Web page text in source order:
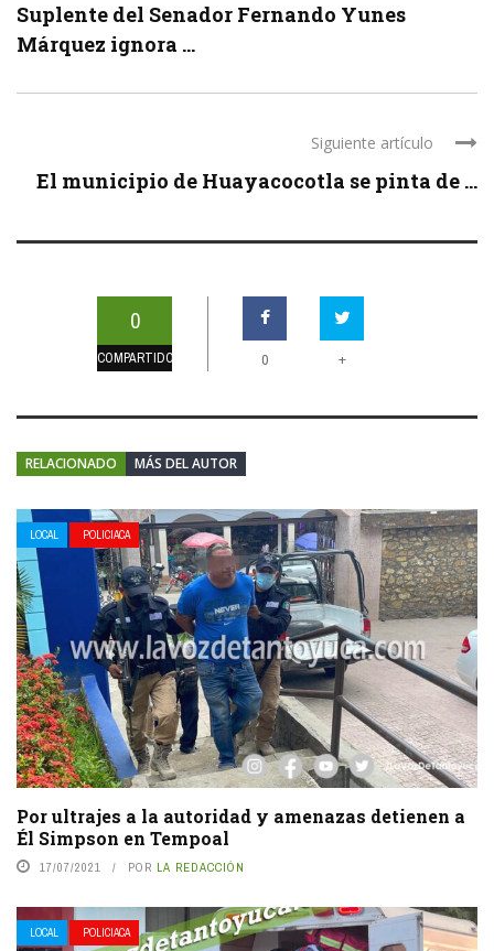
Suplente del Senador Fernando Yunes
Márquez ignora ...
Siguiente artículo
El municipio de Huayacocotla se pinta de ...
0
COMPARTIDOS 0 +
RELACIONADO MÁS DEL AUTOR
LOCAL POLICIACA
Por ultrajes a la autoridad y amenazas detienen a
Él Simpson en Tempoal
17/07/2021 POR LA REDACCIÓN
LOCAL POLICIACA